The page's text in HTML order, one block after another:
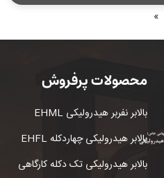
»
محصولات پرفروش
بالابر نفربر هیدرولیکی EHML
بالابر هیدرولیکی چهاردکله EHFL
بالابر هیدرولیکی تک دکله کارگاهی